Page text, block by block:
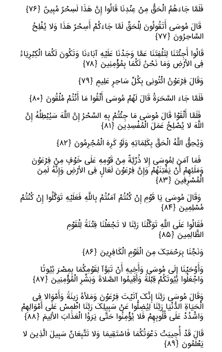
فَلَمَّا جَاءَهُمُ الْحَقُّ مِنْ عِنْدِنَا قَالُوا إِنَّ هَذَا لَسِحْرٌ مُبِینٌ ﴿٧٦﴾
قَالَ مُوسَى أَتَقُولُونَ لِلْحَقِّ لَمَّا جَاءَکُمْ أَسِحْرٌ هَذَا وَلا یُفْلِحُ
السَّاحِرُونَ ﴿٧٧﴾
قَالُوا أَجِئْتَنَا لِتَلْفِتَنَا عَمَّا وَجَدْنَا عَلَیْهِ آبَاءَنَا وَتَکُونَ لَکُمَا الْکِبْرِیَاءُ
فِی الأرْضِ وَمَا نَحْنُ لَکُمَا بِمُؤْمِنِینَ ﴿٧٨﴾
وَقَالَ فِرْعَوْنُ ائْتُونِی بِکُلِّ سَاحِرٍ عَلِیمٍ ﴿٧٩﴾
فَلَمَّا جَاءَ السَّحَرَةُ قَالَ لَهُمْ مُوسَى أَلْقُوا مَا أَنْتُمْ مُلْقُونَ ﴿٨٠﴾
فَلَمَّا أَلْقَوْا قَالَ مُوسَى مَا جِئْتُمْ بِهِ السِّحْرُ إِنَّ اللَّهَ سَیُبْطِلُهُ إِنَّ
اللَّهَ لا یُصْلِحُ عَمَلَ الْمُفْسِدِینَ ﴿٨١﴾
وَیُحِقُّ اللَّهُ الْحَقَّ بِکَلِمَاتِهِ وَلَوْ کَرِهَ الْمُجْرِمُونَ ﴿٨٢﴾
فَمَا آمَنَ لِمُوسَى إِلا ذُرِّیَّةٌ مِنْ قَوْمِهِ عَلَى خَوْفٍ مِنْ فِرْعَوْنَ
وَمَلَئِهِمْ أَنْ یَفْتِنَهُمْ وَإِنَّ فِرْعَوْنَ لَعَالٍ فِی الأرْضِ وَإِنَّهُ لَمِنَ
الْمُسْرِفِینَ ﴿٨٣﴾
وَقَالَ مُوسَى یَا قَوْمِ إِنْ کُنْتُمْ آمَنْتُمْ بِاللَّهِ فَعَلَیْهِ تَوَکَّلُوا إِنْ کُنْتُمْ
مُسْلِمِینَ ﴿٨٤﴾
فَقَالُوا عَلَى اللَّهِ تَوَکَّلْنَا رَبَّنَا لا تَجْعَلْنَا فِتْنَةً لِلْقَوْمِ
الظَّالِمِینَ ﴿٨٥﴾
وَنَجِّنَا بِرَحْمَتِکَ مِنَ الْقَوْمِ الْکَافِرِینَ ﴿٨٦﴾
وَأَوْحَیْنَا إِلَى مُوسَى وَأَخِیهِ أَنْ تَبَوَّآ لِقَوْمِکُمَا بِمِصْرَ بُیُوتًا
وَاجْعَلُوا بُیُوتَکُمْ قِبْلَةً وَأَقِیمُوا الصَّلاةَ وَبَشِّرِ الْمُؤْمِنِینَ ﴿٨٧﴾
وَقَالَ مُوسَى رَبَّنَا إِنَّکَ آتَیْتَ فِرْعَوْنَ وَمَلأهُ زِینَةً وَأَمْوَالا فِی
الْحَیَاةِ الدُّنْیَا رَبَّنَا لِیُضِلُّوا عَنْ سَبِیلِکَ رَبَّنَا اطْمِسْ عَلَى أَمْوَالِهِمْ
وَاشْدُدْ عَلَى قُلُوبِهِمْ فَلا یُؤْمِنُوا حَتَّى یَرَوُا الْعَذَابَ الألِیمَ ﴿٨٨﴾
قَالَ قَدْ أُجِیبَتْ دَعْوَتُکُمَا فَاسْتَقِیمَا وَلا تَتَّبِعَانِّ سَبِیلَ الَّذِینَ لا
یَعْلَمُونَ ﴿٨٩﴾